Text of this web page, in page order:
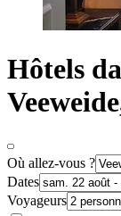
Hôtels
Où allez-vous ?
Dates
Voyageurs